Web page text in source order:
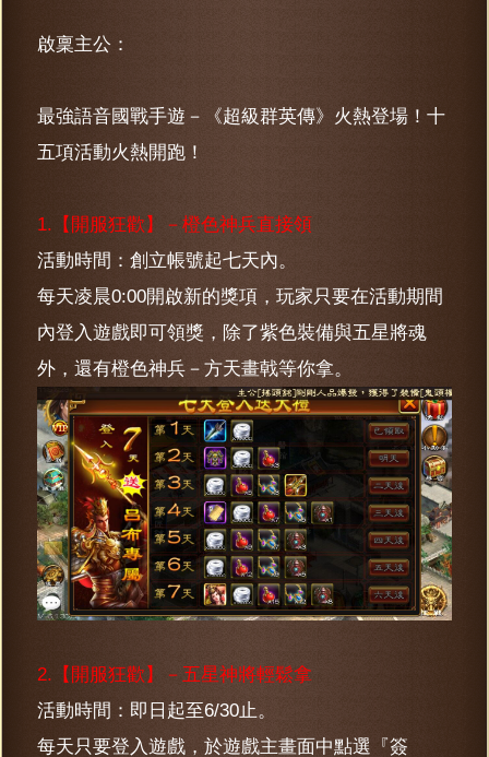
啟稟主公：
最強語音國戰手遊－《超級群英傳》火熱登場！十
五項活動火熱開跑！
1.【開服狂歡】－橙色神兵直接領
活動時間：創立帳號起七天內。
每天凌晨0:00開啟新的獎項，玩家只要在活動期間
內登入遊戲即可領獎，除了紫色裝備與五星將魂
外，還有橙色神兵－方天畫戟等你拿。
2.【開服狂歡】－五星神將輕鬆拿
活動時間：即日起至6/30止。
每天只要登入遊戲，於遊戲主畫面中點選『簽